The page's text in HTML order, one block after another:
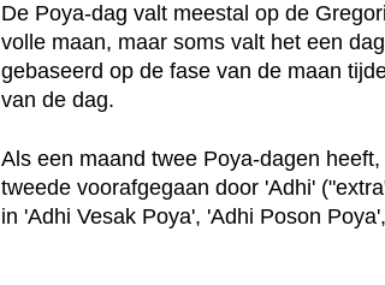
De Poya-dag valt meestal op de
volle maan, maar soms valt het een
gebaseerd op de fase van de maan
van de dag.
Als een maand twee Poya-dagen
tweede voorafgegaan door 'Adhi'
in 'Adhi Vesak Poya', 'Adhi Poson